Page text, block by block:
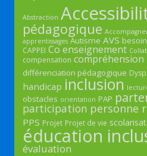
Abstraction
pédagogique
apprentissages Autisme AVS
CAPPEI Co enseignement
compensation compréhension
différenciation pédagogique
handicap inclusion
obstacles orientation PAP
participation personne
PPS Projet Projet de vie
éducation
évaluation